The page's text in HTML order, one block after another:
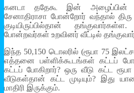
கனடா ததேகூ இன் அழைப்பின்
சேனாதிராசா போன்றோர் வந்தால் திரு
குடியிருப்பில்தான்
போன்றவர்கள் உறவினர் வீட்டில்
இந்த 50,150 டொலரில் (ரூபா 75
எத்தனை பள்ளிக்கூடங்கள் கட்டப்
கட்டப் போகிறார்? ஒரு வீடு கட்ட
வீடுகள்தான் கட்ட முடியும்? இது
மாதிரி இருக்கும்.